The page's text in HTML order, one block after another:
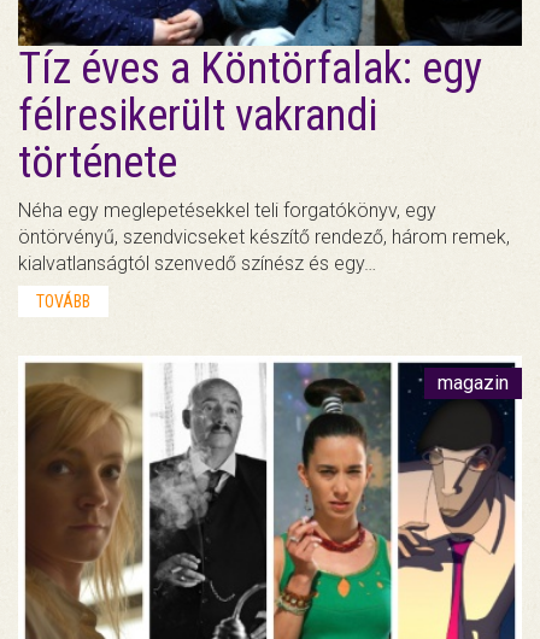
Tíz éves a Köntörfalak: egy
félresikerült vakrandi
története
Néha egy meglepetésekkel teli forgatókönyv, egy
öntörvényű, szendvicseket készítő rendező, három remek,
kialvatlanságtól szenvedő színész és egy…
TOVÁBB
magazin